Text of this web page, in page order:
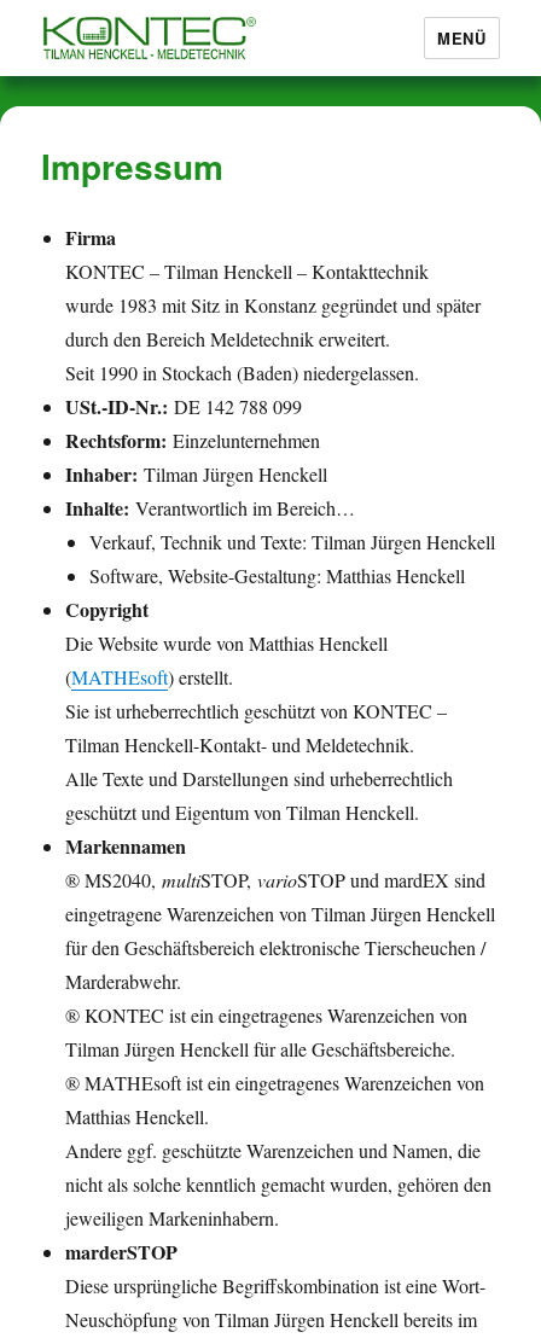
Marderabwehr von KONTEC®
MENÜ
Impressum
Firma
KONTEC – Tilman Henckell – Kontakttechnik
wurde 1983 mit Sitz in Konstanz gegründet und später
durch den Bereich Meldetechnik erweitert.
Seit 1990 in Stockach (Baden) niedergelassen.
USt.-ID-Nr.: DE 142 788 099
Rechtsform: Einzelunternehmen
Inhaber: Tilman Jürgen Henckell
Inhalte: Verantwortlich im Bereich…
Verkauf, Technik und Texte: Tilman Jürgen Henckell
Software, Website-Gestaltung: Matthias Henckell
Copyright
Die Website wurde von Matthias Henckell
(MATHEsoft) erstellt.
Sie ist urheberrechtlich geschützt von KONTEC –
Tilman Henckell-Kontakt- und Meldetechnik.
Alle Texte und Darstellungen sind urheberrechtlich
geschützt und Eigentum von Tilman Henckell.
Markennamen
® MS2040,multiSTOP,varioSTOP und mardEX sind
eingetragene Warenzeichen von Tilman Jürgen Henckell
für den Geschäftsbereich elektronische Tierscheuchen /
Marderabwehr.
® KONTEC ist ein eingetragenes Warenzeichen von
Tilman Jürgen Henckell für alle Geschäftsbereiche.
® MATHEsoft ist ein eingetragenes Warenzeichen von
Matthias Henckell.
Andere ggf. geschützte Warenzeichen und Namen, die
nicht als solche kenntlich gemacht wurden, gehören den
jeweiligen Markeninhabern.
marderSTOP
Diese ursprüngliche Begriffskombination ist eine Wort-
Neuschöpfung von Tilman Jürgen Henckell bereits im